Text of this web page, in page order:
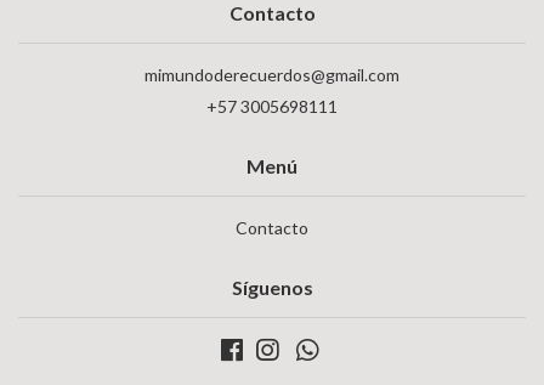
Contacto
mimundoderecuerdos@gmail.com
+57 3005698111
Menú
Contacto
Síguenos